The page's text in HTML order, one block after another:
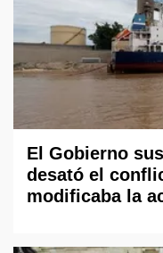
El Gobierno
desató el
modificaba la